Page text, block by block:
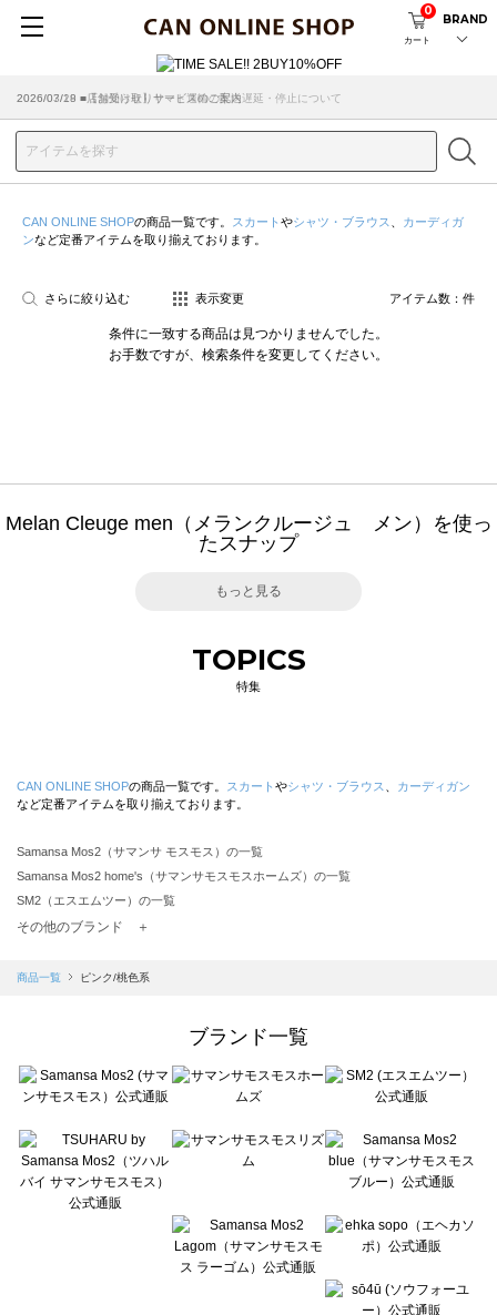
カート
0
BRAND
2026/07/29 ■【お知らせ】ヤマト運輸の配送遅延・停止について
2026/03/18 ■店舗受け取りサービスのご案内
CAN ONLINE SHOPの商品一覧です。 スカート やシャツ・ブラウス
カーディガ
ンなど定番アイテムを取り揃えております。
さらに絞り込む 表示変更 アイテム数： 件
条件に一致する商品は見つかりませんでした。
お手数ですが、検索条件を変更してください。
Melan Cleuge men（メランクルージュ メン）を使っ
たスナップ
もっと見る
TOPICS
特集
CAN ONLINE SHOPの商品一覧です。 スカート やシャツ・ブラウス
カーディガン
など定番アイテムを取り揃えております。
Samansa Mos2（サマンサ モスモス）の一覧
Samansa Mos2 home's（サマンサモスモスホームズ）の一覧
SM2（エスエムツー）の一覧
TSUHARU by Samansa Mos2（ツハルバイサマンサモスモス）の一覧
Samansa Mos2 blue（サマンサモスモス ブルー）の一覧
Te chichi（テチチ）の一覧
Te chichi CLASSIC（テチチ クラシック）の一覧
Lugnoncure（ルノンキュール）の一覧
BETTY'S BLUE（べティーズブルー）の一覧
Wpc.（ワールドパーティー）の一覧
その他のブランド ＋
商品一覧 ピンク/桃色系
ブランド一覧